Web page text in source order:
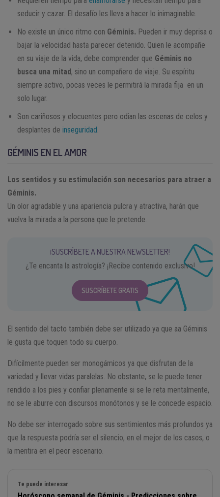
seducir y cazar. El desafío les lleva a hacer lo inimaginable.
No existe un único ritmo con Géminis. Pueden ir muy deprisa o
bajar la velocidad hasta parecer detenido. Quien le acompañe
en su viaje de la vida, debe comprender que Géminis no
busca una mitad, sino un compañero de viaje. Su espíritu
siempre activo, pocas veces le permitirá la mirada fija en un
solo lugar.
Son cariñosos y elocuentes pero odian las escenas de celos y
desplantes de inseguridad
GÉMINIS EN EL AMOR
Los sentidos y su estimulación son necesarios para atraer a
Géminis.
Un olor agradable y una apariencia pulcra y atractiva, harán que
vuelva la mirada a la persona que le pretende.
¡SUSCRÍBETE A NUESTRA NEWSLETTER!
¿Te encanta la astrología? ¡Recibe contenido exclusivo!
SUSCRÍBETE GRATIS
El sentido del tacto también debe ser utilizado ya que aa Géminis
le gusta que toquen todo su cuerpo.
Difícilmente pueden ser monogámicos ya que disfrutan de la
variedad y llevar vidas paralelas. No obstante, se le puede tener
rendido a los pies y confiar plenamente si se le reta mentalmente,
no se le aburre con discursos monótonos y se le concede espacio.
No debe ser interrogado sobre sus sentimientos más profundos ya
que la respuesta podría ser el silencio, en el mejor de los casos, o
la mentira en el peor escenario.
Te puede interesar